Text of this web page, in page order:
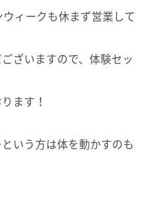
ィークも休まず営業して
ざいますので、体験セッ
ます！
いう方は体を動かすのも